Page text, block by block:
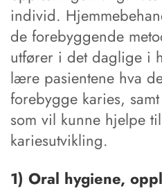
individ.
de forebyggende
utfører i det daglige i
lære pasientene hva
forebygge karies,
som vil kunne hjelpe
kariesutvikling.
1) Oral hygiene,